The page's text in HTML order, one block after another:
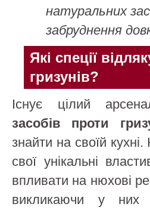
натуральних
забруднення
Які спеції
гризунів?
Існує цілий
засобів проти
знайти на своїй
свої унікальні
впливати на нюхові
викликаючи у них